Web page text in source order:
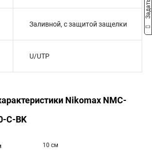
Заливной, с защитой защелки
U/UTP
Nikomax NMC-
C-BK
10 см